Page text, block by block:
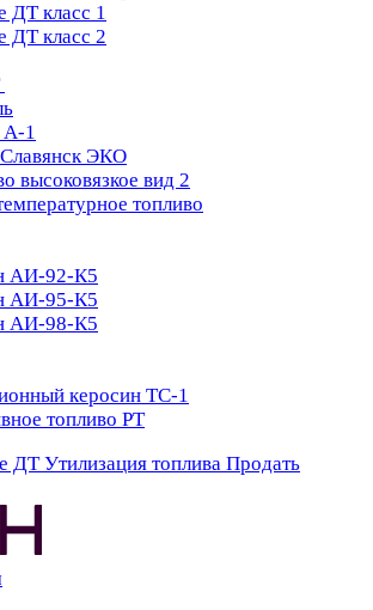
ДТ класс 1
ДТ класс 2
1
ЭКО
высоковязкое вид 2
топливо
АИ-92-К5
АИ-95-К5
АИ-98-К5
керосин ТС-1
топливо РТ
ДТ Утилизация топлива Продать